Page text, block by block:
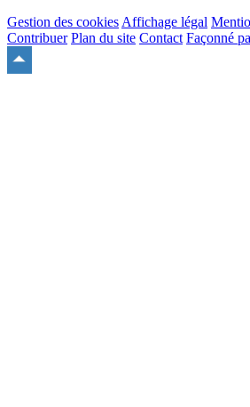
Gestion des cookies Affichage légal
Contribuer Plan du site Contact Façonné